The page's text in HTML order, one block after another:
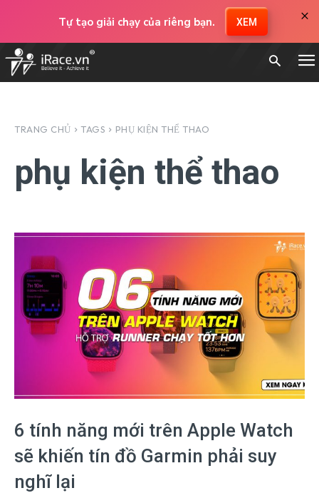
Tự tạo giải chạy của riêng bạn. XEM ×
TRANG CHỦ TAGS PHỤ KIỆN THỂ THAO
phụ kiện thể thao
6 tính năng mới trên Apple Watch
sẽ khiến tín đồ Garmin phải suy
nghĩ lại